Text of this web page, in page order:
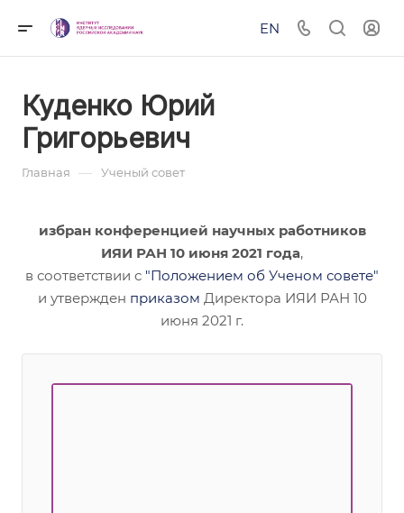
EN
Куденко Юрий
Григорьевич
Главная — Ученый совет
избран конференцией научных работников
ИЯИ РАН 10 июня 2021 года,
в соответствии с "Положением об Ученом совете"
и утвержден приказом Директора ИЯИ РАН 10
июня 2021 г.